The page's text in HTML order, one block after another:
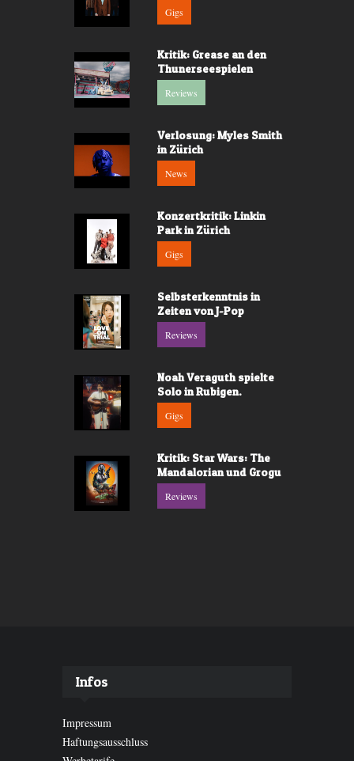
Gigs
Kritik: Grease an den
Thunerseespielen
Reviews
Verlosung: Myles Smith
in Zürich
News
Konzertkritik: Linkin
Park in Zürich
Gigs
Selbsterkenntnis in
Zeiten von J-Pop
Reviews
Noah Veraguth spielte
Solo in Rubigen.
Gigs
Kritik: Star Wars: The
Mandalorian und Grogu
Reviews
Infos
Impressum
Haftungsausschluss